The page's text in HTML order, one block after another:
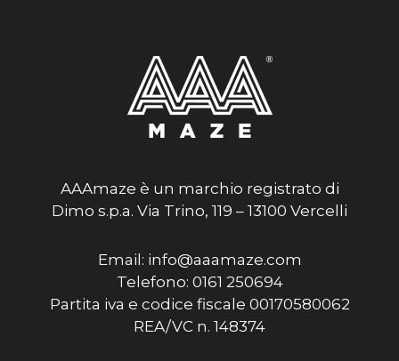
AAAmaze è un marchio registrato di
Dimo s.p.a. Via Trino, 119 – 13100 Vercelli
Email: info@aaamaze.com
Telefono: 0161 250694
Partita iva e codice fiscale 00170580062
REA/VC n. 148374